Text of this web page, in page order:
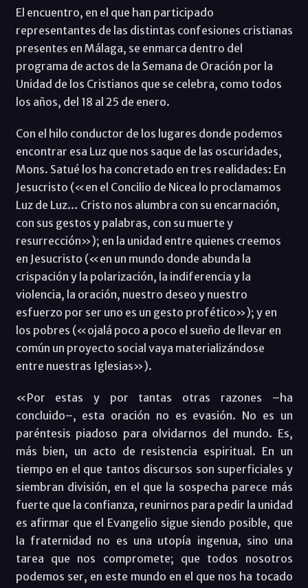
El encuentro, en el que han participado
representantes de las distintas confesiones cristianas
presentes en Málaga, se enmarca dentro del
programa de actos de la Semana de Oración por la
Unidad de los Cristianos que se celebra, como todos
los años, del 18 al 25 de enero.
Con el hilo conductor de los lugares donde podemos
encontrar esa Luz que nos saque de las oscuridades,
Mons. Satué los ha concretado en tres realidades: En
Jesucristo («en el Concilio de Nicea lo proclamamos
Luz de Luz… Cristo nos alumbra con su encarnación,
con sus gestos y palabras, con su muerte y
resurrección»); en la unidad entre quienes creemos
en Jesucristo («en un mundo donde abunda la
crispación y la polarización, la indiferencia y la
violencia, la oración, nuestro deseo y nuestro
esfuerzo por ser uno es un gesto profético»); y en
los pobres («ojalá poco a poco el sueño de llevar en
común un proyecto social vaya materializándose
entre nuestras Iglesias»).
«Por estas y por tantas otras razones –ha
concluido–, esta oración no es evasión. No es un
paréntesis piadoso para olvidarnos del mundo. Es,
más bien, un acto de resistencia espiritual. En un
tiempo en el que tantos discursos son superficiales y
siembran división, en el que la sospecha parece más
fuerte que la confianza, reunirnos para pedir la unidad
es afirmar que el Evangelio sigue siendo posible, que
la fraternidad no es una utopía ingenua, sino una
tarea que nos compromete; que todos nosotros
podemos ser, en este mundo en el que nos ha tocado